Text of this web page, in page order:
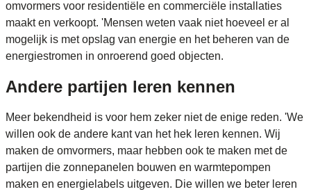
omvormers voor residentiële en commerciële installaties
maakt en verkoopt. 'Mensen weten vaak niet hoeveel er al
mogelijk is met opslag van energie en het beheren van de
energiestromen in onroerend goed objecten.
Andere partijen leren kennen
Meer bekendheid is voor hem zeker niet de enige reden. 'We
willen ook de andere kant van het hek leren kennen. Wij
maken de omvormers, maar hebben ook te maken met de
partijen die zonnepanelen bouwen en warmtepompen
maken en energielabels uitgeven. Die willen we beter leren